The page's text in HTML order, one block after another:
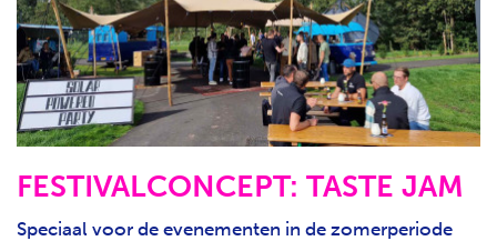
FESTIVALCONCEPT: TASTE JAM
Speciaal voor de evenementen in de zomerperiode